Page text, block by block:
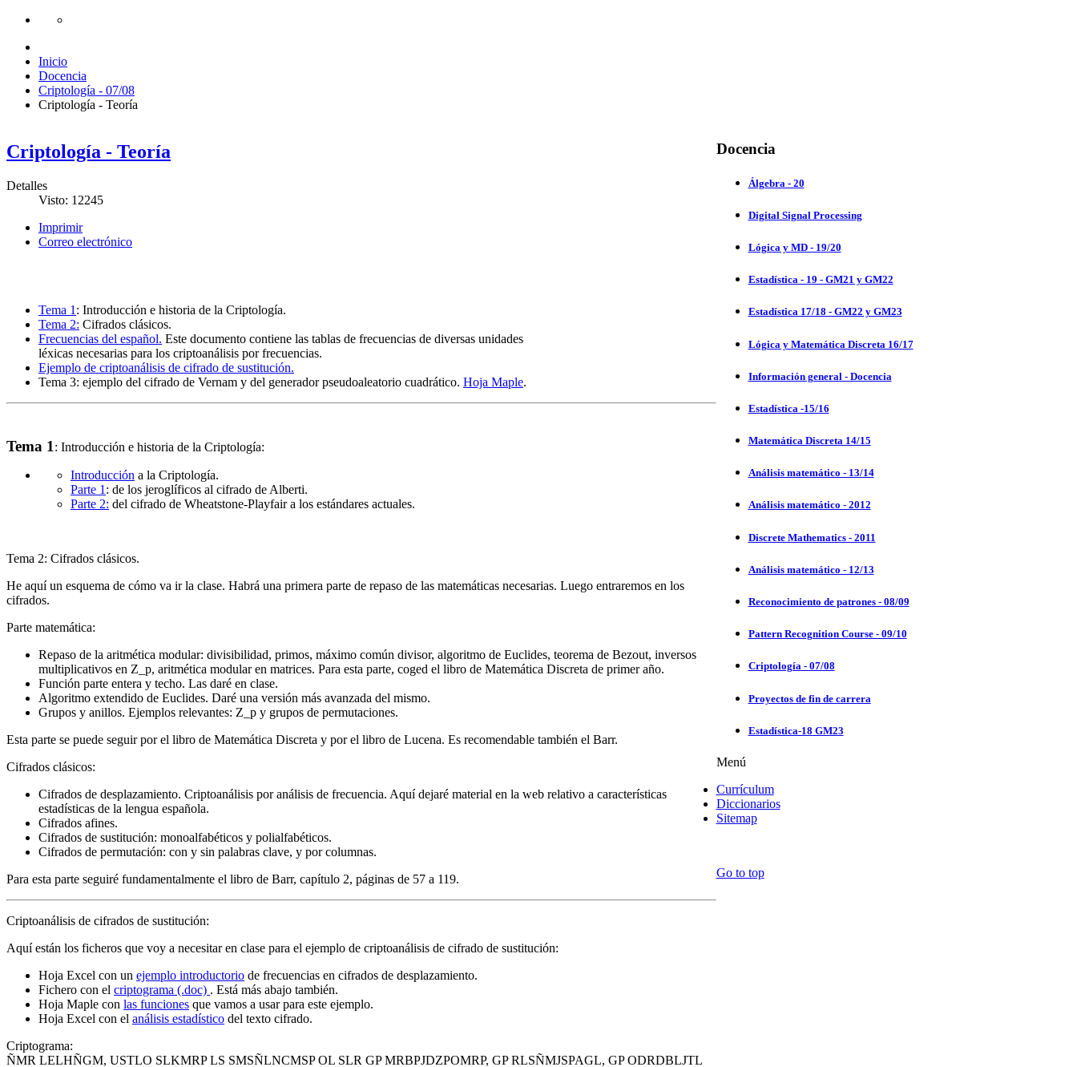
Inicio
Docencia
Criptología - 07/08
Criptología - Teoría
Criptología - Teoría
Detalles
Visto: 12245
Imprimir
Correo electrónico
Tema 1 : Introducción e historia de la Criptología.
Tema 2: Cifrados clásicos.
Frecuencias del español. Este documento contiene las tablas de frecuencias de diversas unidades
léxicas necesarias para los criptoanálisis por frecuencias.
Ejemplo de criptoanálisis de cifrado de sustitución.
Tema 3: ejemplo del cifrado de Vernam y del generador pseudoaleatorio cuadrático. Hoja Maple.
Tema 1 : Introducción e historia de la Criptología:
Introducción a la Criptología.
Parte 1 : de los jeroglíficos al cifrado de Alberti.
Parte 2: del cifrado de Wheatstone-Playfair a los estándares actuales.
Tema 2: Cifrados clásicos.
He aquí un esquema de cómo va ir la clase. Habrá una primera parte de repaso de las matemáticas necesarias. Luego entraremos en los
cifrados.
Parte matemática:
Repaso de la aritmética modular: divisibilidad, primos, máximo común divisor, algoritmo de Euclides, teorema de Bezout, inversos
multiplicativos en Z_p, aritmética modular en matrices. Para esta parte, coged el libro de Matemática Discreta de primer año.
Función parte entera y techo. Las daré en clase.
Algoritmo extendido de Euclides. Daré una versión más avanzada del mismo.
Grupos y anillos. Ejemplos relevantes: Z_p y grupos de permutaciones.
Esta parte se puede seguir por el libro de Matemática Discreta y por el libro de Lucena. Es recomendable también el Barr.
Cifrados clásicos:
Cifrados de desplazamiento. Criptoanálisis por análisis de frecuencia. Aquí dejaré material en la web relativo a características
estadísticas de la lengua española.
Cifrados afines.
Cifrados de sustitución: monoalfabéticos y polialfabéticos.
Cifrados de permutación: con y sin palabras clave, y por columnas.
Para esta parte seguiré fundamentalmente el libro de Barr, capítulo 2, páginas de 57 a 119.
Criptoanálisis de cifrados de sustitución:
Aquí están los ficheros que voy a necesitar en clase para el ejemplo de criptoanálisis de cifrado de sustitución:
Hoja Excel con un ejemplo introductorio de frecuencias en cifrados de desplazamiento.
Fichero con el criptograma (.doc) . Está más abajo también.
Hoja Maple con las funciones que vamos a usar para este ejemplo.
Hoja Excel con el análisis estadístico del texto cifrado.
Criptograma:
ÑMR LELHÑGM, USTLO SLKMRP LS SMSÑLNCMSP OL SLR GP MRBPJDZPOMRP, GP RLSÑMJSPAGL, GP ODRDBLJTL
Docencia
Álgebra - 20
Digital Signal Processing
Lógica y MD - 19/20
Estadística - 19 - GM21 y GM22
Estadística 17/18 - GM22 y GM23
Lógica y Matemática Discreta 16/17
Información general - Docencia
Estadística -15/16
Matemática Discreta 14/15
Análisis matemático - 13/14
Análisis matemático - 2012
Discrete Mathematics - 2011
Análisis matemático - 12/13
Reconocimiento de patrones - 08/09
Pattern Recognition Course - 09/10
Criptología - 07/08
Proyectos de fin de carrera
Estadística-18 GM23
Menú
Currículum
Diccionarios
Sitemap
Go to top